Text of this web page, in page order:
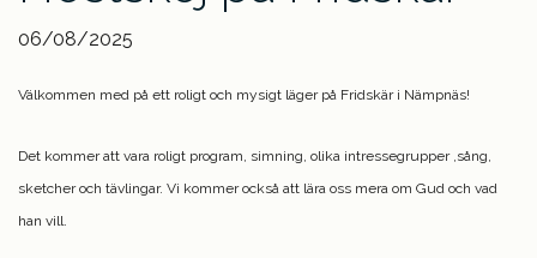
06/08/2025
Välkommen med på ett roligt och mysigt läger på Fridskär i Nämpnäs!
Det kommer att vara roligt program, simning, olika intressegrupper ,sång,
sketcher och tävlingar. Vi kommer också att lära oss mera om Gud och vad
han vill.